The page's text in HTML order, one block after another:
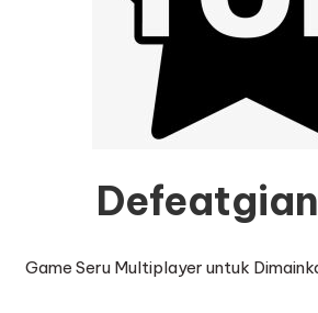
Game Seru Multiplayer untuk